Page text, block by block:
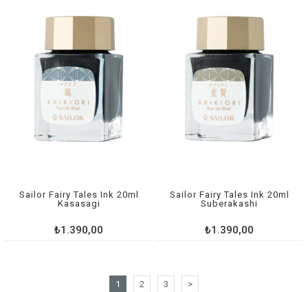
Sailor Fairy Tales Ink 20ml
Kasasagi
₺1.390,00
Sailor Fairy Tales Ink 20ml
Suberakashi
₺1.390,00
1 2 3 >